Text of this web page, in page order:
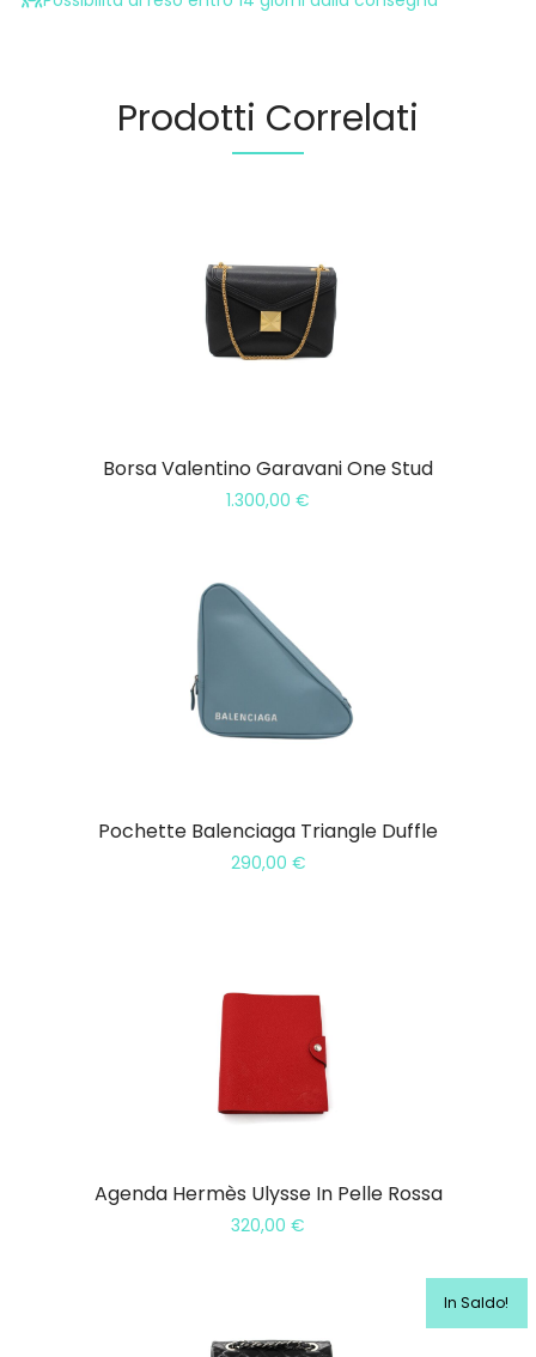
Prodotti Correlati
Borsa Valentino Garavani One Stud
1.300,00 €
Pochette Balenciaga Triangle Duffle
290,00 €
Agenda Hermès Ulysse In Pelle Rossa
320,00 €
In Saldo!